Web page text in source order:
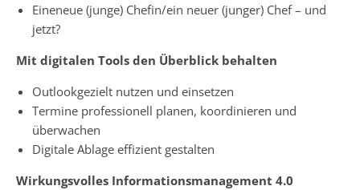
Eineneue (junge) Chefin/ein neuer (junger) Chef – und
jetzt?
Mit digitalen Tools den Überblick behalten
Outlookgezielt nutzen und einsetzen
Termine professionell planen, koordinieren und
überwachen
Digitale Ablage effizient gestalten
Wirkungsvolles Informationsmanagement 4.0